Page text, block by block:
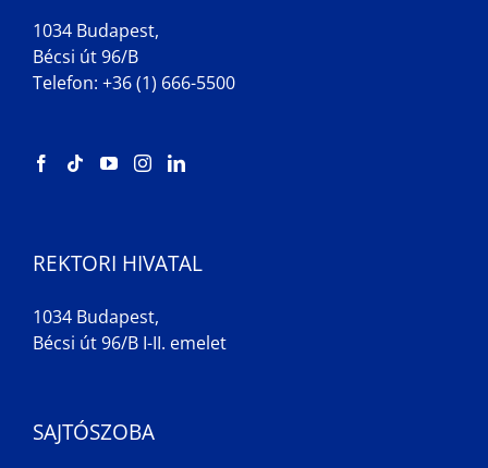
1034 Budapest,
Bécsi út 96/B
Telefon: +36 (1) 666-5500
REKTORI HIVATAL
1034 Budapest,
Bécsi út 96/B I-II. emelet
SAJTÓSZOBA